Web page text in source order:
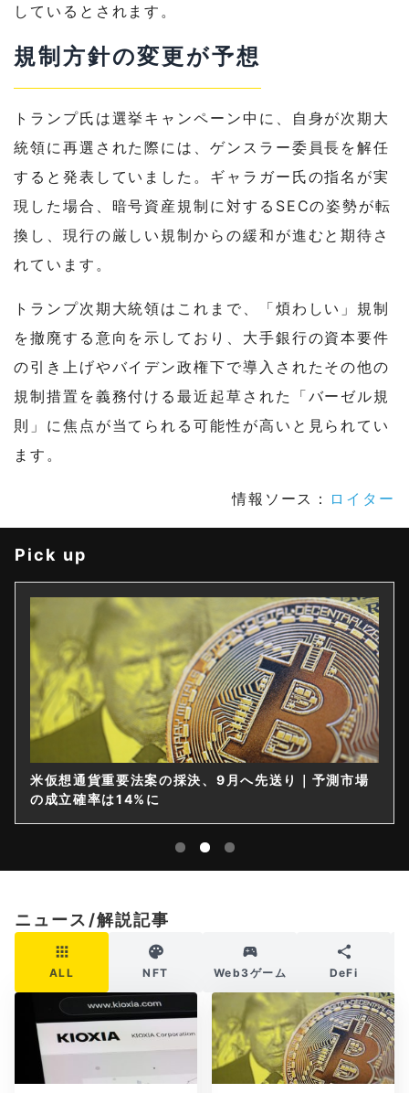
しているとされます。
規制方針の変更が予想
トランプ氏は選挙キャンペーン中に、自身が次期大
統領に再選された際には、ゲンスラー委員長を解任
すると発表していました。ギャラガー氏の指名が実
現した場合、暗号資産規制に対するSECの姿勢が転
換し、現行の厳しい規制からの緩和が進むと期待さ
れています。
トランプ次期大統領はこれまで、「煩わしい」規制
を撤廃する意向を示しており、大手銀行の資本要件
の引き上げやバイデン政権下で導入されたその他の
規制措置を義務付ける最近起草された「バーゼル規
則」に焦点が当てられる可能性が高いと見られてい
ます。
情報ソース： ロイター
Pick up
米仮想通貨重要法案の採決、9月へ先送り｜予測市場
の成立確率は14%に
ニュース/解説記事
ALL NFT Web3ゲーム DeFi